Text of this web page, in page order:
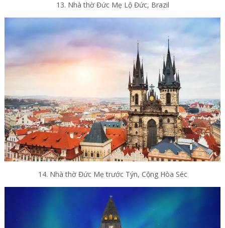
13. Nhà thờ Đức Mẹ Lộ Đức, Brazil
14. Nhà thờ Đức Mẹ trước Týn, Cộng Hòa Séc